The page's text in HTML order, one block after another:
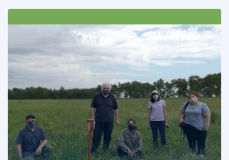
24/11/20